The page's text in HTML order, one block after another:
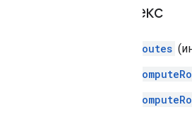
Индекс
Routes